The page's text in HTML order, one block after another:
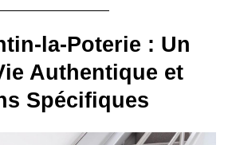
la-Poterie : Un
Authentique et
Spécifiques